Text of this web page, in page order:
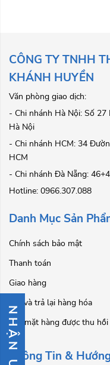
CÔNG TY TNHH
KHÁNH HUYỀN
Văn phòng giao dịch:
- Chi nhánh Hà Nội: Số 27
Hà Nội
- Chi nhánh HCM: 34
HCM
- Chi nhánh Đà Nẵng:
Hotline: 0966.307.088
Danh Mục Sản
Chính sách bảo mật
Thanh toán
Giao hàng
Đổi và trả lại hàng hóa
Các mặt hàng được thu hồi
Thông Tin &